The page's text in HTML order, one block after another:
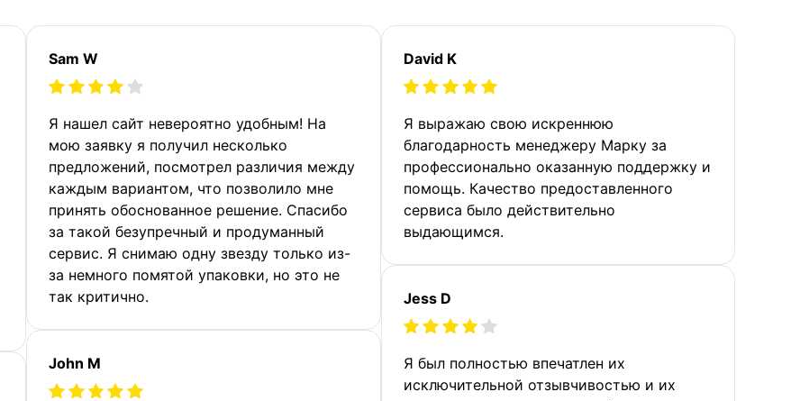
Sam W
Я нашел сайт невероятно удобным! На
мою заявку я получил несколько
предложений, посмотрел различия между
каждым вариантом, что позволило мне
принять обоснованное решение. Спасибо
за такой безупречный и продуманный
сервис. Я снимаю одну звезду только из-
за немного помятой упаковки, но это не
так критично.
John M
David K
Я выражаю свою искреннюю
благодарность менеджеру Марку за
профессионально оказанную поддержку и
помощь. Качество предоставленного
сервиса было действительно
выдающимся.
Jess D
Я был полностью впечатлен их
исключительной отзывчивостью и их